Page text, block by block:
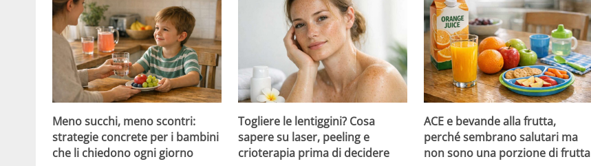
Meno succhi, meno scontri:
strategie concrete per i bambini
che li chiedono ogni giorno
Togliere le lentiggini? Cosa
sapere su laser, peeling e
crioterapia prima di decidere
ACE e bevande alla frutta,
perché sembrano salutari ma
non sono una porzione di frutta